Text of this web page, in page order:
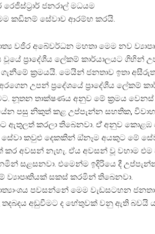
ජනරාල් මධයම
කඩිනම් සේවාව ආරම්භ කරයි.
වජිර අබේවර්ධන මහතා මෙම නව
වූයේ ප්‍රාදේශීය ලේකම් කාර්යාලයට
ක්‍රමයයි. මෙයින් ජනතාව ඉතා
උපන් ප්‍රදේශයේ ප්‍රාදේශීය ලේකම්
නූතන තාක්ෂණය අනුව මේ ක්‍රමය වෙනස්
පසු නිකුත් කළ උප්පැන්න සහතික,
ඇතුලත් කරලා තිබෙනවා. ඒ් අනුව කොළඹ
කවුළු දෙකකින් ඔ්නෑම අයකුට මේ
අවසන් නැහැ. ඒය අවසන් වූ වහාම
සළසනවා. එමෙන්ම ඉදිරියෙ දී
සකස් කරමින් තිබෙනවා.
පවසන්නේ මෙම වැඩසටහන
අඩුවීමට ද හේතුවක් වනු ඇති බවයි